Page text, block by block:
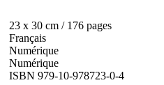
23 x 30 cm / 176 pages
Français
Numérique
Numérique
ISBN 979-10-978723-0-4